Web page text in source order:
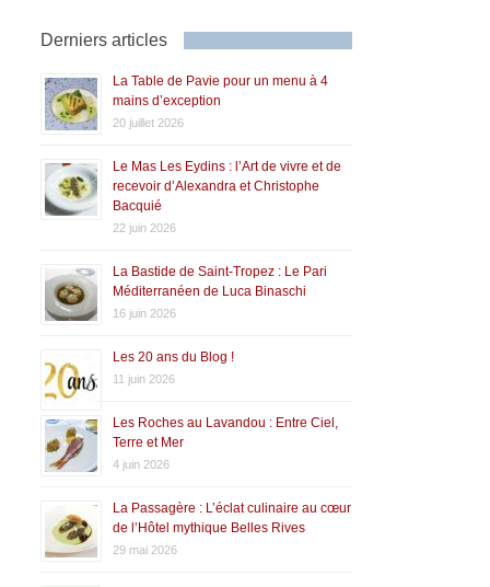
Derniers articles
La Table de Pavie pour un menu à 4
mains d’exception
20 juillet 2026
Le Mas Les Eydins : l’Art de vivre et de
recevoir d’Alexandra et Christophe
Bacquié
22 juin 2026
La Bastide de Saint-Tropez : Le Pari
Méditerranéen de Luca Binaschi
16 juin 2026
Les 20 ans du Blog !
11 juin 2026
Les Roches au Lavandou : Entre Ciel,
Terre et Mer
4 juin 2026
La Passagère : L’éclat culinaire au cœur
de l’Hôtel mythique Belles Rives
29 mai 2026